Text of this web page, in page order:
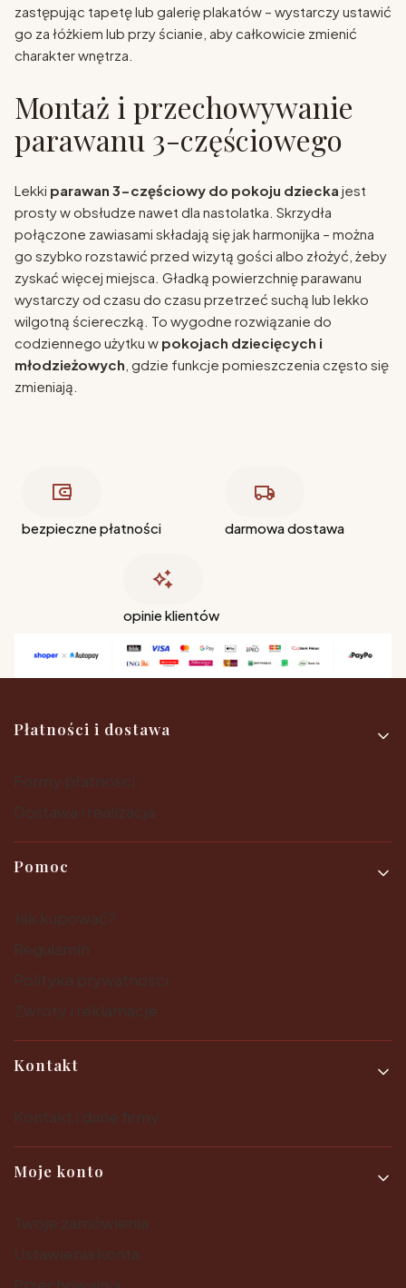
zastępując tapetę lub galerię plakatów – wystarczy ustawić
go za łóżkiem lub przy ścianie, aby całkowicie zmienić
charakter wnętrza.
Montaż i przechowywanie
parawanu 3-częściowego
Lekki parawan 3-częściowy do pokoju dziecka jest
prosty w obsłudze nawet dla nastolatka. Skrzydła
połączone zawiasami składają się jak harmonijka – można
go szybko rozstawić przed wizytą gości albo złożyć, żeby
zyskać więcej miejsca. Gładką powierzchnię parawanu
wystarczy od czasu do czasu przetrzeć suchą lub lekko
wilgotną ściereczką. To wygodne rozwiązanie do
codziennego użytku w pokojach dziecięcych i
młodzieżowych , gdzie funkcje pomieszczenia często się
zmieniają.
bezpieczne płatności darmowa dostawa
opinie klientów
Linki w stopce
Płatności i dostawa
Pomoc
Kontakt
Moje konto